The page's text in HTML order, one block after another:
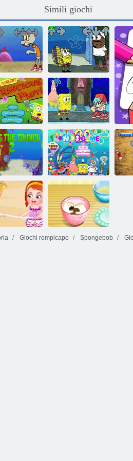
Simili giochi
Spongebob
Squiddi
FNF: Memphis
Funkin
di
Plankton
FNF: scontro tra
cartoni animati
la Spunch
2
Puzzle: Festa di
SpongeBob
SquarePants
Giochi rompicapo Spongebob